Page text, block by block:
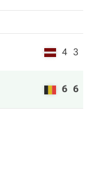
4 3
6 6